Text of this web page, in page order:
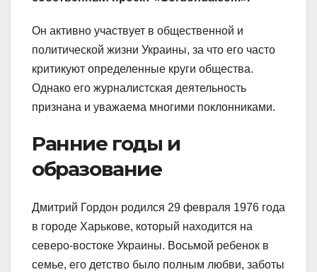
Он активно участвует в общественной и
политической жизни Украины, за что его часто
критикуют определенные круги общества.
Однако его журналистская деятельность
признана и уважаема многими поклонниками.
Ранние годы и
образование
Дмитрий Гордон родился 29 февраля 1976 года
в городе Харькове, который находится на
северо-востоке Украины. Восьмой ребенок в
семье, его детство было полным любви, заботы